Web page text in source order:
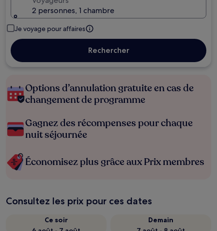
2 personnes, 1 chambre
Je voyage pour affaires
Rechercher
Options d’annulation gratuite en cas de
changement de programme
Gagnez des récompenses pour chaque
nuit séjournée
Économisez plus grâce aux Prix membres
Consultez les prix pour ces dates
Ce soir
Demain